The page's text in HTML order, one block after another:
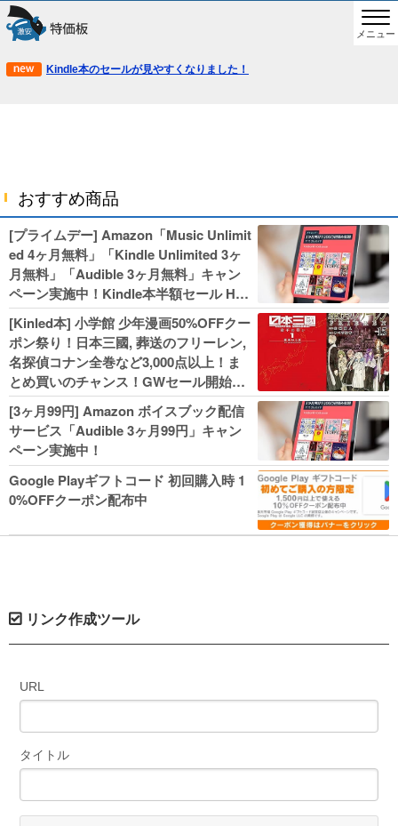
メニュー
Kindle本のセールが見やすくなりました！
おすすめ商品
[プライムデー] Amazon「Music Unlimit
ed 4ヶ月無料」「Kindle Unlimited 3ヶ
月無料」「Audible 3ヶ月無料」キャン
ペーン実施中！Kindle本半額セール HU
NTER×HUNTERなど集英社、無職転生,
幼女戦記などKADOKAWA、キャプテン
翼100円セールも！
[Kinled本] 小学館 少年漫画50%OFFクー
ポン祭り！日本三國, 葬送のフリーレン,
名探偵コナン全巻など3,000点以上！ま
とめ買いのチャンス！GWセール開始！
人気コミック多数 カドカワ祭やIT関連本
がセールに！
[3ヶ月99円] Amazon ボイスブック配信
サービス「Audible 3ヶ月99円」キャン
ペーン実施中！
Google Playギフトコード 初回購入時 1
0%OFFクーポン配布中
リンク作成ツール
URL
タイトル